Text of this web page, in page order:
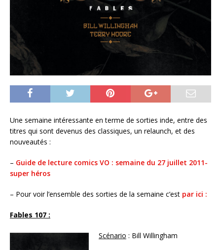
Une semaine intéressante en terme de sorties inde, entre des
titres qui sont devenus des classiques, un relaunch, et des
nouveautés :
– Guide de lecture comics VO : semaine du 27 juillet 2011-
super héros
– Pour voir l’ensemble des sorties de la semaine c’est par ici :
Fables 107 :
Scénario : Bill Willingham